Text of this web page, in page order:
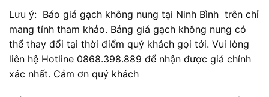
Lưu ý: Báo giá gạch không nung tại Ninh Bình trên chỉ
mang tính tham khảo. Bảng giá gạch không nung có
thể thay đổi tại thời điểm quý khách gọi tới. Vui lòng
liên hệ Hotline 0868.398.889 để nhận được giá chính
xác nhất. Cảm ơn quý khách